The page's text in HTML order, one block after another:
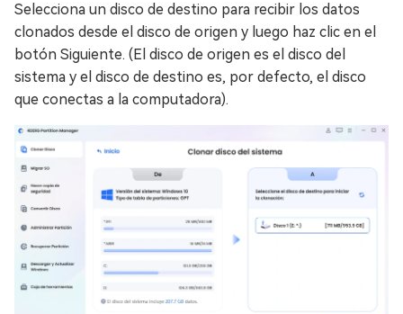
Selecciona un disco de destino para recibir los datos
clonados desde el disco de origen y luego haz clic en el
botón Siguiente. (El disco de origen es el disco del
sistema y el disco de destino es, por defecto, el disco
que conectas a la computadora).